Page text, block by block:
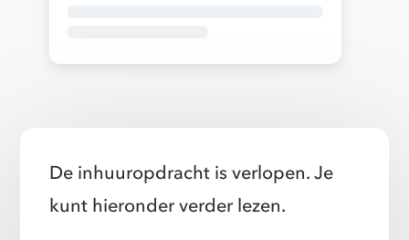
De inhuuropdracht is verlopen. Je
kunt hieronder verder lezen.